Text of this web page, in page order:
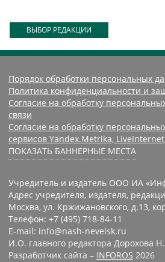
ВЫБОР РЕДАКЦИИ
Порядок обработки персональных
Политика конфиденциальности и
Согласие на обработку
связи
Согласие на обработку
сервисов Yandex.Metrika,
ПОКАЗАТЬ БАННЕРНЫЕ МЕСТА
Учредитель и издатель ООО ИА
Адрес учредителя, издателя,
Москва, ул. Кржижановского, д.13,
Телефон: +7 (495) 718-84-11
E-mail: info@nash-nevelsk.ru
И.О. главного редактора Дорохова
Разработчик сайта – INFOROS 2026